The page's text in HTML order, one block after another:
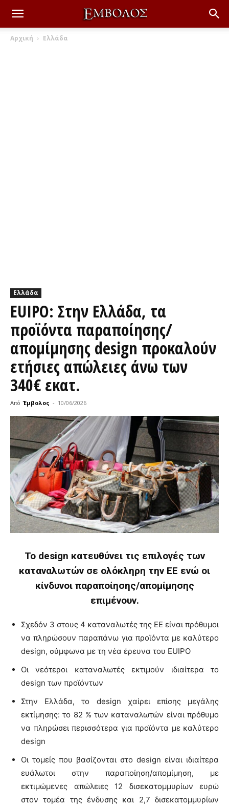
Αρχική Ελλάδα
Ελλάδα
EUIPO: Στην Ελλάδα, τα
προϊόντα παραποίησης/
απομίμησης design προκαλούν
ετήσιες απώλειες άνω των
340€ εκατ.
Από Έμβολος - 10/06/2026
Το design κατευθύνει τις επιλογές των
καταναλωτών σε ολόκληρη την ΕΕ ενώ οι
κίνδυνοι παραποίησης/απομίμησης
επιμένουν.
Σχεδόν 3 στους 4 καταναλωτές της ΕΕ είναι πρόθυμοι
να πληρώσουν παραπάνω για προϊόντα με καλύτερο
design, σύμφωνα με τη νέα έρευνα του EUIPO
Οι νεότεροι καταναλωτές εκτιμούν ιδιαίτερα το
design των προϊόντων
Στην Ελλάδα, το design χαίρει επίσης μεγάλης
εκτίμησης: το 82 % των καταναλωτών είναι πρόθυμο
να πληρώσει περισσότερα για προϊόντα με καλύτερο
design
Οι τομείς που βασίζονται στο design είναι ιδιαίτερα
ευάλωτοι στην παραποίηση/απομίμηση, με
εκτιμώμενες απώλειες 12 δισεκατομμυρίων ευρώ
στον τομέα της ένδυσης και 2,7 δισεκατομμυρίων